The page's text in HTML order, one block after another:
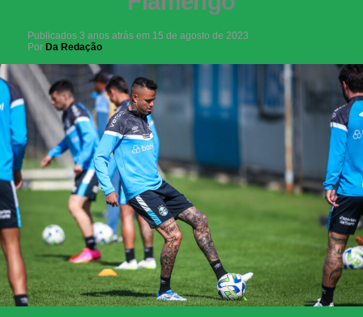
Publicados 3 anos atrás em 15 de agosto de 2023
Por Da Redação